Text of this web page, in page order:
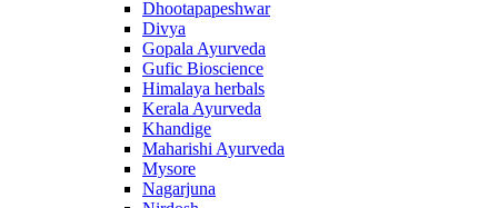
Dhootapapeshwar
Divya
Gopala Ayurveda
Gufic Bioscience
Himalaya herbals
Kerala Ayurveda
Khandige
Maharishi Ayurveda
Mysore
Nagarjuna